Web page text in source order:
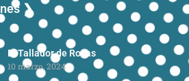
❯
El Tallador de Rocas
10 marzo, 2024